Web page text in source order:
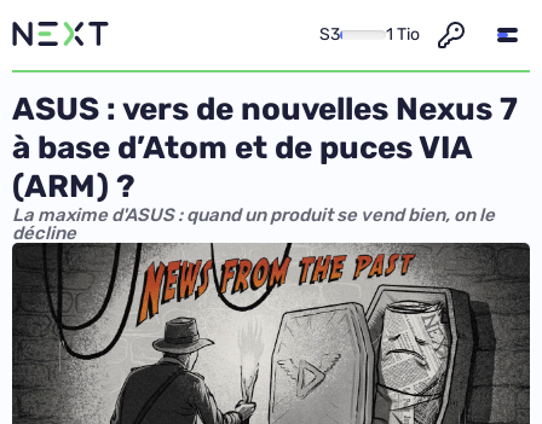
S3 1 Tio
ASUS : vers de nouvelles Nexus 7
à base d’Atom et de puces VIA
(ARM) ?
La maxime d'ASUS : quand un produit se vend bien, on le
décline